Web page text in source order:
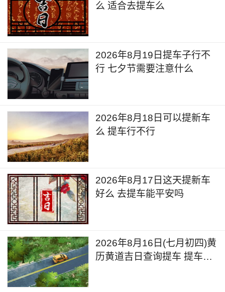
么 适合去提车么
2026年8月19日提车子行不
行 七夕节需要注意什么
2026年8月18日可以提新车
么 提车行不行
2026年8月17日这天提新车
好么 去提车能平安吗
2026年8月16日(七月初四)黄
历黄道吉日查询提车 提车好